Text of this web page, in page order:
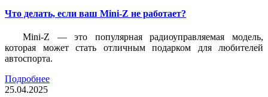
Что делать, если ваш Mini-Z не работает?
Mini-Z — это популярная радиоуправляемая модель,
которая может стать отличным подарком для любителей
автоспорта.
Подробнее
25.04.2025